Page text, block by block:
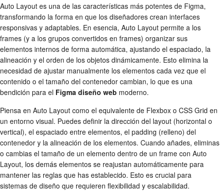
Auto Layout es una de las características más potentes de Figma,
transformando la forma en que los diseñadores crean interfaces
responsivas y adaptables. En esencia, Auto Layout permite a los
frames (y a los grupos convertidos en frames) organizar sus
elementos internos de forma automática, ajustando el espaciado, la
alineación y el orden de los objetos dinámicamente. Esto elimina la
necesidad de ajustar manualmente los elementos cada vez que el
contenido o el tamaño del contenedor cambian, lo que es una
bendición para el Figma diseño web moderno.
Piensa en Auto Layout como el equivalente de Flexbox o CSS Grid en
un entorno visual. Puedes definir la dirección del layout (horizontal o
vertical), el espaciado entre elementos, el padding (relleno) del
contenedor y la alineación de los elementos. Cuando añades, eliminas
o cambias el tamaño de un elemento dentro de un frame con Auto
Layout, los demás elementos se reajustan automáticamente para
mantener las reglas que has establecido. Esto es crucial para
sistemas de diseño que requieren flexibilidad y escalabilidad.